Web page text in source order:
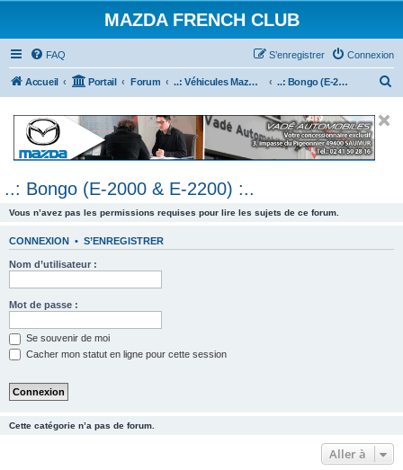
MAZDA FRENCH CLUB
FAQ Connexion
S’enregistrer
Accueil Portail Forum ..: Véhicules Mazda ancien (<2003) :.. ..: Bongo (E-2000 & E-2200) :..
e
..: Bongo (E-2000 & E-2200) :..
Vous n’avez pas les permissions requises pour lire les sujets de ce forum.
CONNEXION • S’ENREGISTRER
Nom d’utilisateur :
Mot de passe :
Se souvenir de moi
Cacher mon statut en ligne pour cette session
Cette catégorie n’a pas de forum.
Aller à